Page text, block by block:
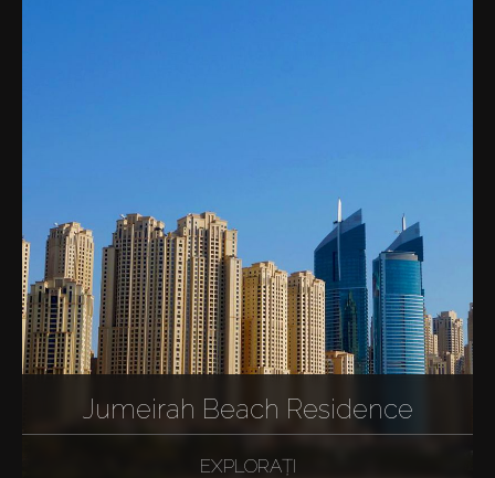
Jumeirah Beach Residence
EXPLORAȚI